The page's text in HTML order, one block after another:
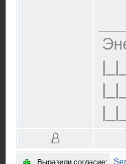
Выразили согласие: